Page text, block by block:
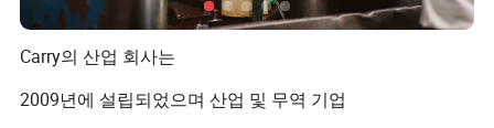
Carry의 산업 회사는
2009년에 설립되었으며 산업 및 무역 기업